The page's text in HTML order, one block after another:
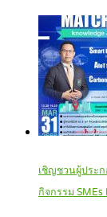
เชิญชวนผู้ประก
กิจกรรม SMEs